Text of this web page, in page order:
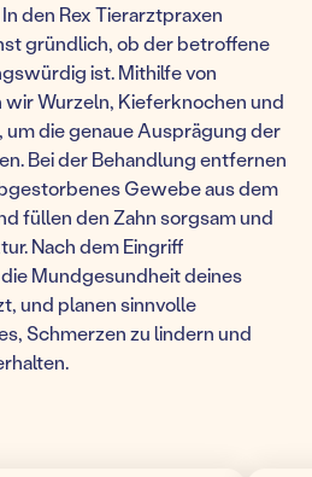
den Rex Tierarztpraxen
gründlich, ob der betroffene
ist. Mithilfe von
Wurzeln, Kieferknochen und
die genaue Ausprägung der
Bei der Behandlung entfernen
Gewebe aus dem
füllen den Zahn sorgsam und
Nach dem Eingriff
Mundgesundheit deines
und planen sinnvolle
Schmerzen zu lindern und